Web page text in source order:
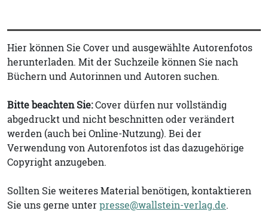
Hier können Sie Cover und ausgewählte Autorenfotos
herunterladen. Mit der Suchzeile können Sie nach
Büchern und Autorinnen und Autoren suchen.
Bitte beachten Sie:Cover dürfen nur vollständig
abgedruckt und nicht beschnitten oder verändert
werden (auch bei Online-Nutzung). Bei der
Verwendung von Autorenfotos ist das dazugehörige
Copyright anzugeben.
Sollten Sie weiteres Material benötigen, kontaktieren
Sie uns gerne unterpresse@wallstein-verlag.de.